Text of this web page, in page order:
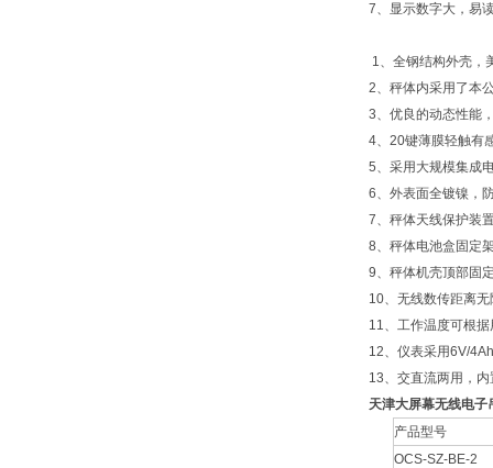
7、显示数字大，易
1、全钢结构外壳，
2、秤体内采用了本
3、优良的动态性能
4、20键薄膜轻触有
5、采用大规模集成
6、外表面全镀镍，
7、秤体天线保护装
8、秤体电池盒固定
9、秤体机壳顶部固
10、无线数传距离
11、工作温度可根
12、仪表采用6V/
13、交直流两用，
天津大屏幕无线电子
产品型号
OCS-SZ-BE-2